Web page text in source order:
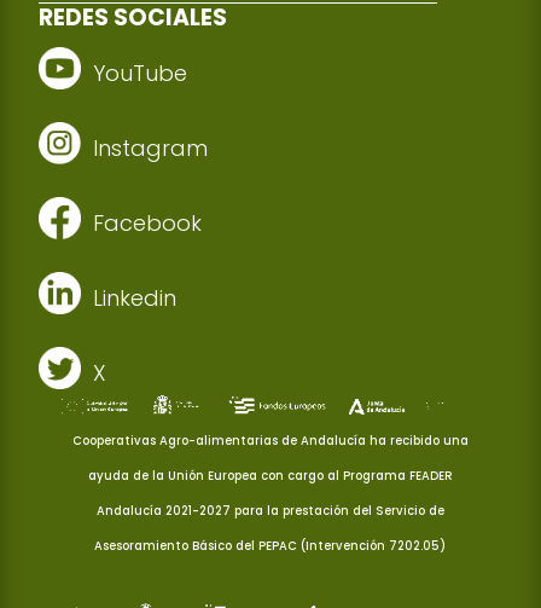
REDES SOCIALES
YouTube
Instagram
Facebook
Linkedin
X
Cooperativas Agro-alimentarias de Andalucía ha recibido una
ayuda de la Unión Europea con cargo al Programa FEADER
Andalucía 2021-2027 para la prestación del Servicio de
Asesoramiento Básico del PEPAC (Intervención 7202.05)